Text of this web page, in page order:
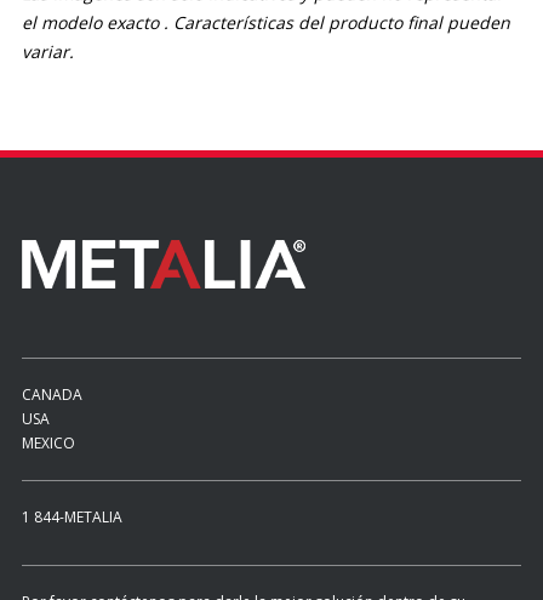
el modelo exacto . Características del producto final pueden
variar.
CANADA
USA
MEXICO
1 844-METALIA